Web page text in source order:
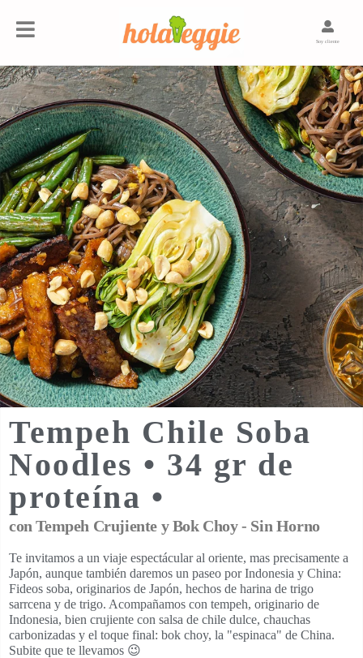
Soy cliente
Tempeh Chile Soba
Noodles • 34 gr de
proteína •
con Tempeh Crujiente y Bok Choy - Sin Horno
Te invitamos a un viaje espectácular al oriente, mas precisamente a
Japón, aunque también daremos un paseo por Indonesia y China:
Fideos soba, originarios de Japón, hechos de harina de trigo
sarrcena y de trigo. Acompañamos con tempeh, originario de
Indonesia, bien crujiente con salsa de chile dulce, chauchas
carbonizadas y el toque final: bok choy, la "espinaca" de China.
Subite que te llevamos 😉